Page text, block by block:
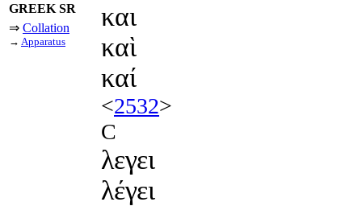
GREEK SR
⇒ Collation
→ Apparatus
και
καὶ
καί
<2532>
C
λεγει
λέγει